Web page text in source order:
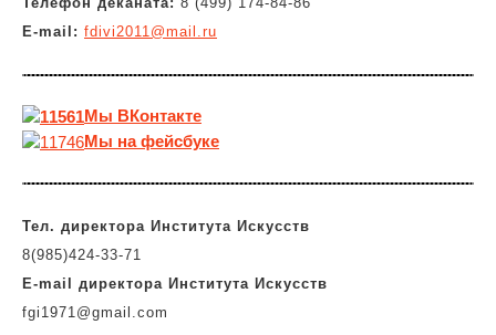
E-mail: fdivi2011@mail.ru
Мы ВКонтакте
Мы на фейсбуке
Тел. директора Института Искусств
8(985)424-33-71
E-mail директора Института Искусств
fgi1971@gmail.com